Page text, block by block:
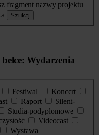
fragment nazwy projektu
Szukaj
Wydarzenia
Festiwal
Koncert
Raport
Silent-
Studia-podyplomowe
Videocast
Wystawa